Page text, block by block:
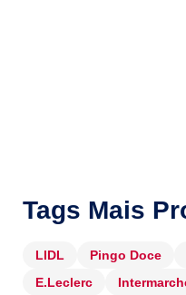
Tags Mais
LIDL Pingo Doce
E.Leclerc